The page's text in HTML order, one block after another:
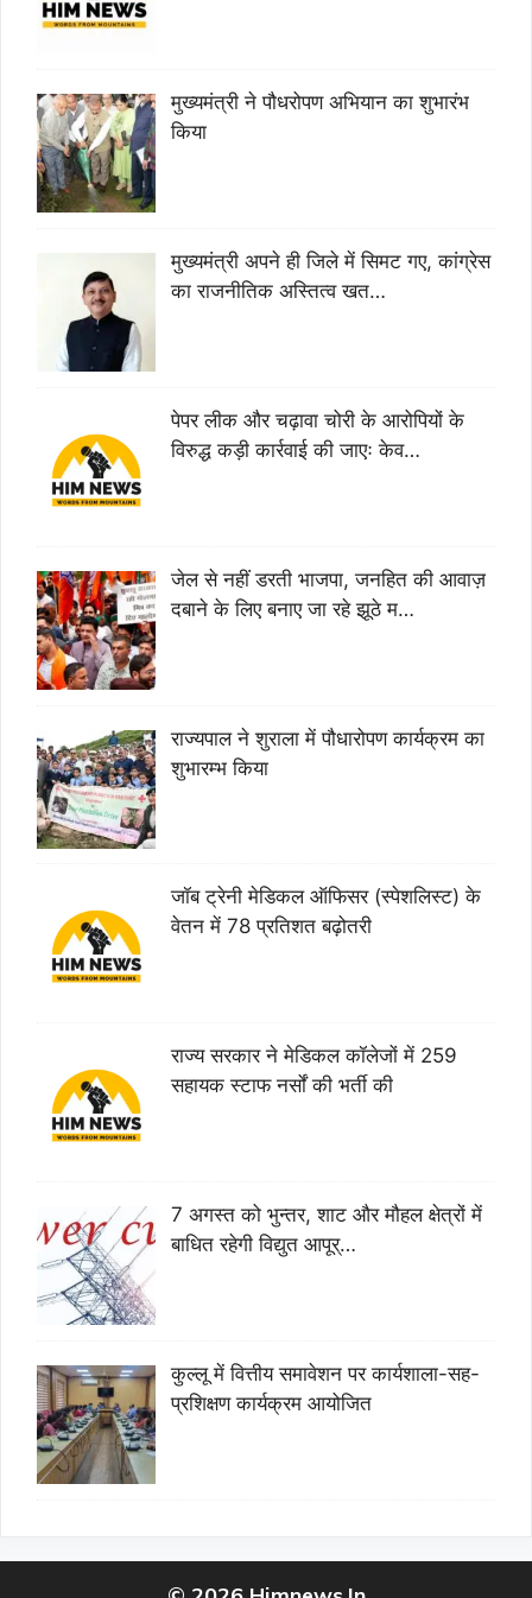
मुख्यमंत्री ने पौधरोपण अभियान का शुभारंभ
किया
मुख्यमंत्री अपने ही जिले में सिमट गए, कांग्रेस
का राजनीतिक अस्तित्व खत…
पेपर लीक और चढ़ावा चोरी के आरोपियों के
विरुद्ध कड़ी कार्रवाई की जाएः केव…
जेल से नहीं डरती भाजपा, जनहित की आवाज़
दबाने के लिए बनाए जा रहे झूठे म…
राज्यपाल ने शुराला में पौधारोपण कार्यक्रम का
शुभारम्भ किया
जॉब ट्रेनी मेडिकल ऑफिसर (स्पेशलिस्ट) के
वेतन में 78 प्रतिशत बढ़ोतरी
राज्य सरकार ने मेडिकल कॉलेजों में 259
सहायक स्टाफ नर्सों की भर्ती की
7 अगस्त को भुन्तर, शाट और मौहल क्षेत्रों में
बाधित रहेगी विद्युत आपूर्…
कुल्लू में वित्तीय समावेशन पर कार्यशाला-सह-
प्रशिक्षण कार्यक्रम आयोजित